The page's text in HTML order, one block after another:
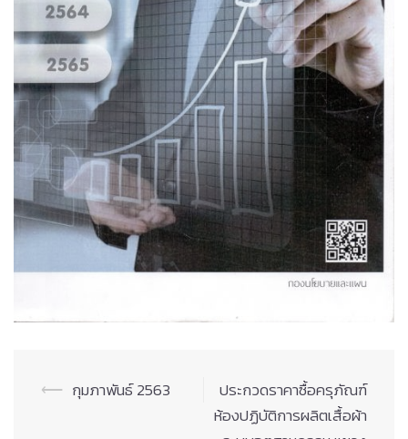
Post
⟵ กุมภาพันธ์ 2563
ประกวดราคาซื้อครุภัณฑ์
ห้องปฏิบัติการผลิตเสื้อผ้า